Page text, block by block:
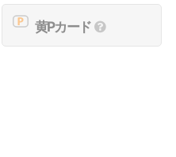
黄Pカード